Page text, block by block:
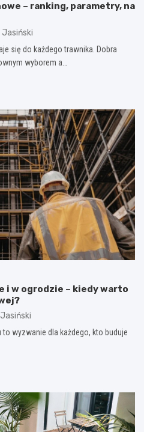
– ranking, parametry, na
Jasiński
się do każdego trawnika. Dobra
wyborem a…
i w ogrodzie – kiedy warto
wyzwanie dla każdego, kto buduje